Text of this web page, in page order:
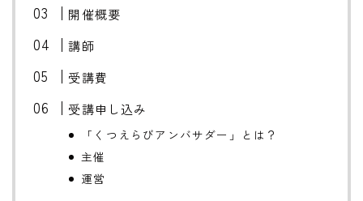
開催概要
講師
受講費
受講申し込み
「くつえらびアンバサダー」とは？
主催
運営